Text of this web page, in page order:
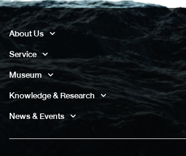
About Us
Service
Museum
Knowledge & Research
News & Events